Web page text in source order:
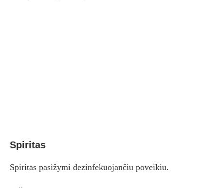
Spiritas
Spiritas pasižymi dezinfekuojančiu poveikiu.